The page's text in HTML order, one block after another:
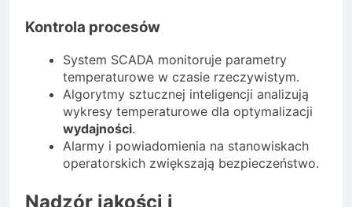
Kontrola procesów
System SCADA monitoruje parametry
temperaturowe w czasie rzeczywistym.
Algorytmy sztucznej inteligencji analizują
wykresy temperaturowe dla optymalizacji
wydajności.
Alarmy i powiadomienia na stanowiskach
operatorskich zwiększają bezpieczeństwo.
Nadzór jakości i